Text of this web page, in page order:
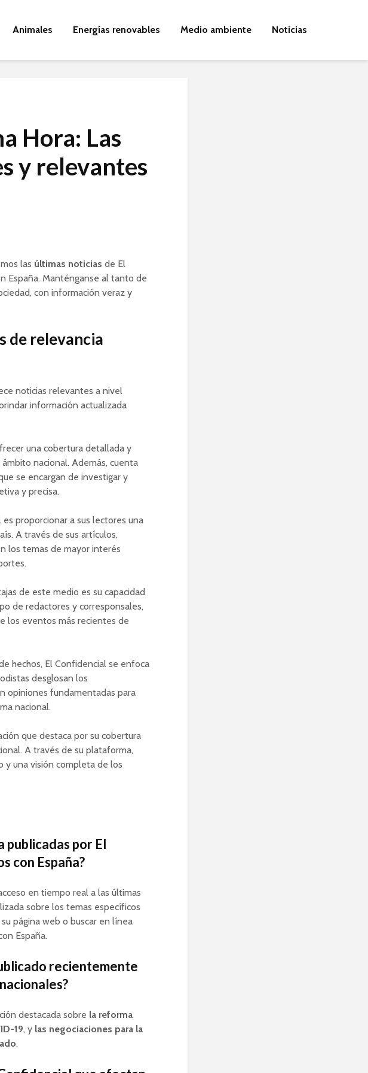
Animales Energías renovables Medio ambiente Noticias
Hora: Las
y relevantes
las últimas noticias de El
España. Manténganse al tanto de
con información veraz y
de relevancia
noticias relevantes a nivel
información actualizada
una cobertura detallada y
nacional. Además, cuenta
se encargan de investigar y
y precisa.
proporcionar a sus lectores una
A través de sus artículos,
los temas de mayor interés
de este medio es su capacidad
de redactores y corresponsales,
los eventos más recientes de
hechos, El Confidencial se enfoca
desglosan los
opiniones fundamentadas para
nacional.
que destaca por su cobertura
A través de su plataforma,
y una visión completa de los
publicadas por El
con España?
en tiempo real a las últimas
sobre los temas específicos
página web o buscar en línea
España.
recientemente
destacada sobre la reforma
19, y las negociaciones para la
.